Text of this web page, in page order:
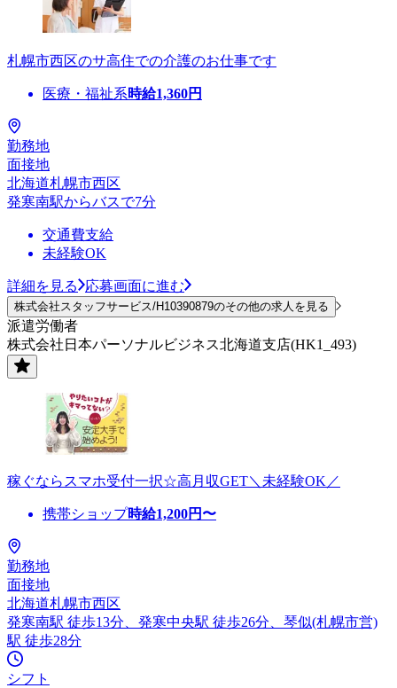
札幌市西区のサ高住での介護のお仕事です
医療・福祉系時給1,360円
勤務地
面接地
北海道札幌市西区
発寒南駅からバスで7分
交通費支給
未経験OK
詳細を見る 応募画面に進む
株式会社スタッフサービス/H10390879のその他の求人を見る
派遣労働者
株式会社日本パーソナルビジネス北海道支店(HK1_493)
稼ぐならスマホ受付一択☆高月収GET＼未経験OK／
携帯ショップ時給1,200円〜
勤務地
面接地
北海道札幌市西区
発寒南駅 徒歩13分、発寒中央駅 徒歩26分、琴似(札幌市営)
駅 徒歩28分
シフト